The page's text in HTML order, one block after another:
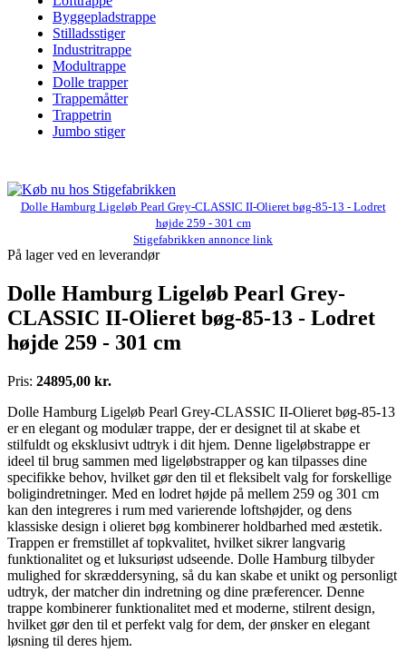
Byggepladstrappe
Stilladsstiger
Industritrappe
Modultrappe
Dolle trapper
Trappemåtter
Trappetrin
Jumbo stiger
Dolle Hamburg Ligeløb Pearl Grey-CLASSIC II-Olieret bøg-85-13 - Lodret
højde 259 - 301 cm
Stigefabrikken annonce link
På lager ved en leverandør
Dolle Hamburg Ligeløb Pearl Grey-
CLASSIC II-Olieret bøg-85-13 - Lodret
højde 259 - 301 cm
Pris: 24895,00 kr.
Dolle Hamburg Ligeløb Pearl Grey-CLASSIC II-Olieret bøg-85-13
er en elegant og modulær trappe, der er designet til at skabe et
stilfuldt og eksklusivt udtryk i dit hjem. Denne ligeløbstrappe er
ideel til brug sammen med ligeløbstrapper og kan tilpasses dine
specifikke behov, hvilket gør den til et fleksibelt valg for forskellige
boligindretninger. Med en lodret højde på mellem 259 og 301 cm
kan den integreres i rum med varierende loftshøjder, og dens
klassiske design i olieret bøg kombinerer holdbarhed med æstetik.
Trappen er fremstillet af topkvalitet, hvilket sikrer langvarig
funktionalitet og et luksuriøst udseende. Dolle Hamburg tilbyder
mulighed for skræddersyning, så du kan skabe et unikt og personligt
udtryk, der matcher din indretning og dine præferencer. Denne
trappe kombinerer funktionalitet med et moderne, stilrent design,
hvilket gør den til et perfekt valg for dem, der ønsker en elegant
løsning til deres hjem.